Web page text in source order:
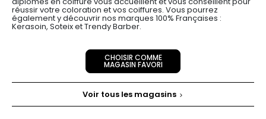
Voir tous les magasins
CHOISIR COMME
MAGASIN FAVORI
réussir votre coloration et vos coiffures. Vous pourrez
également y découvrir nos marques 100% Françaises :
Kerasoin, Soteix et Trendy Barber.